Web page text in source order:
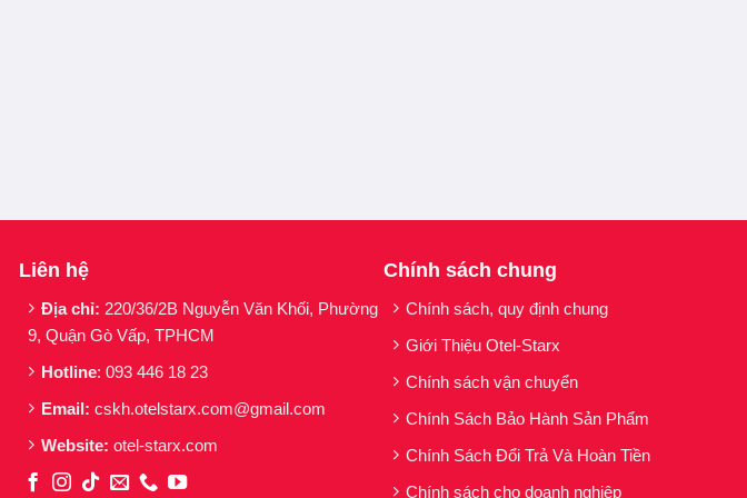
Liên hệ
Địa chỉ: 220/36/2B Nguyễn Văn Khối, Phường
9, Quận Gò Vấp, TPHCM
Hotline: 093 446 18 23
Email: cskh.otelstarx.com@gmail.com
Website: otel-starx.com
Chính sách chung
Chính sách, quy định chung
Giới Thiệu Otel-Starx
Chính sách vận chuyển
Chính Sách Bảo Hành Sản Phẩm
Chính Sách Đổi Trả Và Hoàn Tiền
Chính sách cho doanh nghiệp